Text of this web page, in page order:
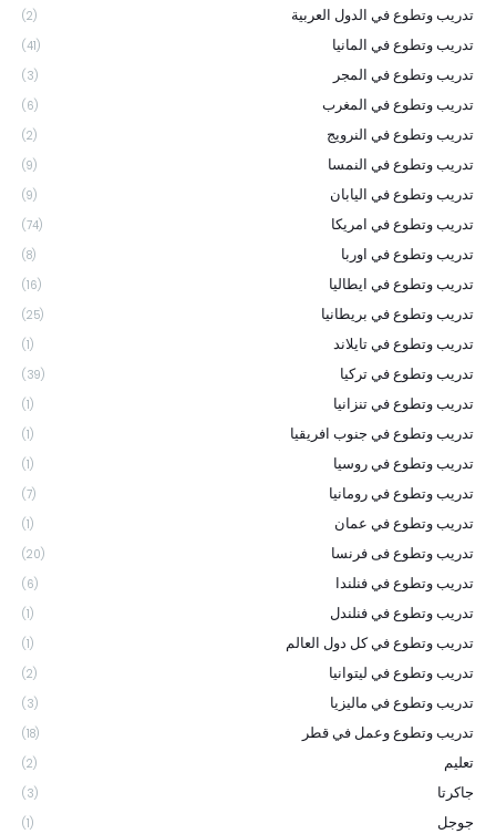
تدريب وتطوع في الدول العربية (2)
تدريب وتطوع في المانيا (41)
تدريب وتطوع في المجر (3)
تدريب وتطوع في المغرب (6)
تدريب وتطوع في النرويج (2)
تدريب وتطوع في النمسا (9)
تدريب وتطوع في اليابان (9)
تدريب وتطوع في امريكا (74)
تدريب وتطوع في اوربا (8)
تدريب وتطوع في ايطاليا (16)
تدريب وتطوع في بريطانيا (25)
تدريب وتطوع في تايلاند (1)
تدريب وتطوع في تركيا (39)
تدريب وتطوع في تنزانيا (1)
تدريب وتطوع في جنوب افريقيا (1)
تدريب وتطوع في روسيا (1)
تدريب وتطوع في رومانيا (7)
تدريب وتطوع في عمان (1)
تدريب وتطوع فى فرنسا (20)
تدريب وتطوع في فنلندا (6)
تدريب وتطوع في فنلندل (1)
تدريب وتطوع في كل دول العالم (1)
تدريب وتطوع في ليتوانيا (2)
تدريب وتطوع في ماليزيا (3)
تدريب وتطوع وعمل في قطر (18)
تعليم (2)
جاكرتا (3)
جوجل (1)